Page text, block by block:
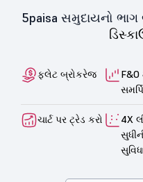
5paisa સમુદાયનો ભાગ
ફ્લેટ બ્રોકરેજ
F&O
ચાર્ટ પર ટ્રેડ કરો
4X